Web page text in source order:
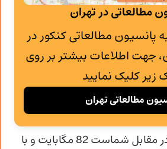
مطالعاتی در تهران
30 شعبه پانسیون مطالعاتی کنکور در
جهت اطلاعات بیشتر بر روی
زیر کلیک نمایید
مطالعاتی تهران
حجم فایل هایی که در مقابل شماست 82 مگابایت و با